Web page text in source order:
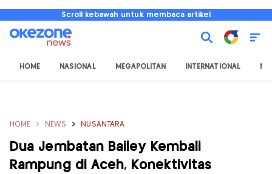
Scroll kebawah untuk membaca artikel
HOME NASIONAL MEGAPOLITAN INTERNATIONAL
HOME NEWS NUSANTARA
Dua Jembatan Bailey Kembali
Rampung di Aceh, Konektivitas